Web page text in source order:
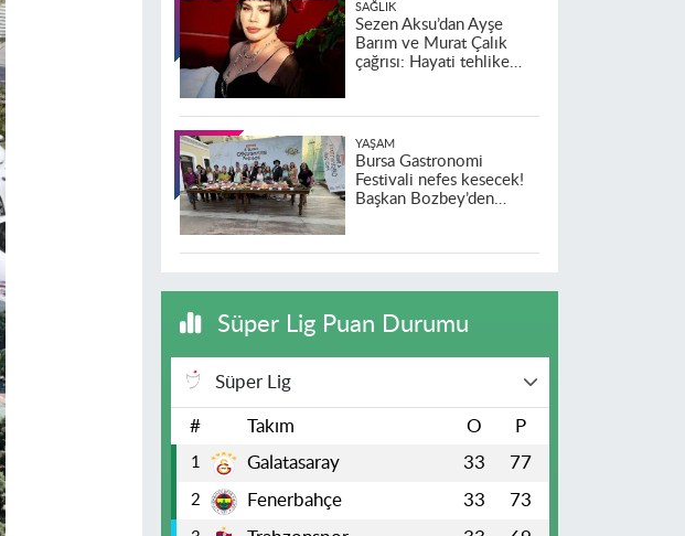
SAĞLIK
Sezen Aksu’dan Ayşe
Barım ve Murat Çalık
çağrısı: Hayati tehlike
YAŞAM
Bursa Gastronomi
Festivali nefes kesecek!
Başkan Bozbey’den
Süper Lig Puan Durumu
Süper Lig
# Takım O P
1 Galatasaray 33 77
2 Fenerbahçe 33 73